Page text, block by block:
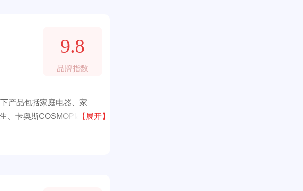
9.8
品牌指数
产品包括家庭电器、家
、卡奥斯COSMOPlat等，
【展开】